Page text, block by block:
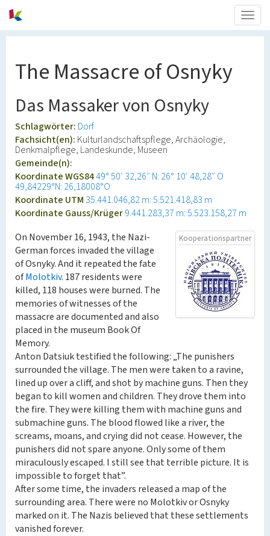
The Massacre of Osnyky
Das Massaker von Osnyky
Schlagwörter: Dorf
Fachsicht(en): Kulturlandschaftspflege, Archäologie,
Denkmalpflege, Landeskunde, Museen
Gemeinde(n):
Koordinate WGS8449° 50′ 32,26″ N: 26° 10′ 48,28″ O
49,84229°N: 26,18008°O
Koordinate UTM 35.441.046,82 m: 5.521.418,83 m
Koordinate Gauss/Krüger9.441.283,37 m: 5.523.158,27 m
Kooperationspartner
On November 16, 1943, the Nazi-
German forces invaded the village
of Osnyky. And it repeated the fate
ofMolotkiv. 187 residents were
killed, 118 houses were burned. The
memories of witnesses of the
massacre are documented and also
placed in the museum Book Of
Memory.
Anton Datsiuk testified the following: „The punishers
surrounded the village. The men were taken to a ravine,
lined up over a cliff, and shot by machine guns. Then they
began to kill women and children. They drove them into
the fire. They were killing them with machine guns and
submachine guns. The blood flowed like a river, the
screams, moans, and crying did not cease. However, the
punishers did not spare anyone. Only some of them
miraculously escaped. I still see that terrible picture. It is
impossible to forget that”.
After some time, the invaders released a map of the
surrounding area. There were no Molotkiv or Osnyky
marked on it. The Nazis believed that these settlements
vanished forever.